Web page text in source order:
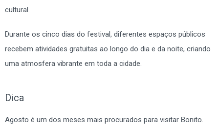
cultural.
Durante os cinco dias do festival, diferentes espaços públicos
recebem atividades gratuitas ao longo do dia e da noite, criando
uma atmosfera vibrante em toda a cidade.
Dica
Agosto é um dos meses mais procurados para visitar Bonito.